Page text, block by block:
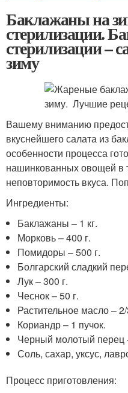
Баклажаны на
стерилизации.
стерилизации –
зиму
Вашему вниманию
вкуснейшего салата из
особенности процесса
нашинкованных овощей в
неповторимость вкуса.
Ингредиенты:
Баклажаны – 1 кг.
Морковь – 400 г.
Помидоры – 500 г.
Болгарский сладкий
Лук – 300 г.
Чеснок – 50 г.
Растительное масло – 2/
Кориандр – 1 пучок.
Черный молотый перец
Соль, сахар, уксус,
Процесс приготовления: